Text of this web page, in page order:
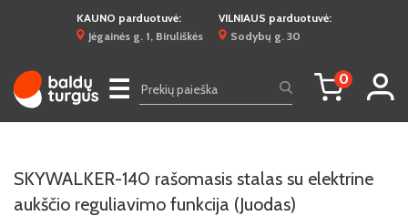
KAUNO parduotuvė:
Jėgainės g. 1, Biruliškės
VILNIAUS parduotuvė:
Sodybų g. 30
☰ 0
SKYWALKER-140 rašomasis stalas su elektrine
aukščio reguliavimo funkcija (Juodas)